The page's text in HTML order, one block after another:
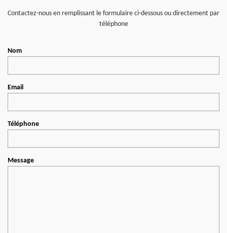
Contactez-nous en remplissant le formulaire ci-dessous ou directement par
téléphone
Nom
Email
Téléphone
Message